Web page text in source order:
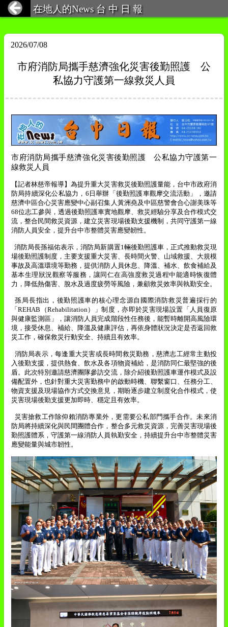
在地人的News 台 中 日 報
2026/07/08
市府消防局攜手慈濟強化災害後勤照護 公
私協力守護第一線救災人員
市府消防局攜手慈濟強化災害後勤照護 公私協力守護第一
線救災人員
【記者林慈帝報導】為提升重大災害救災後勤照護量能，台中市政府消
防局持續深化公私協力， 6 日舉辦「後勤照護車觀摩交流活動」，邀請
慈濟中區合心災害應變中心副召集人黃洲堯及中區慈警會合心謝美珠等
68位志工參與，透過後勤照護車實地觀摩、救災經驗分享及合作模式交
流，整合民間救災資源，建立災害現場後勤支援機制，共同守護第一線
消防人員安全，提升台中市整體災害應變韌性。
消防局長孫福佑表示，消防局新購置1 輛後勤照護車，正式推動救災現
場後勤照護制度，主要支援重大災害、長時間火警、山域救援、大規模
事故及高溫環境等勤務，提供消防人員休息、降溫、補水、飲食補給及
基本生理狀況觀察等服務，讓同仁在高強度救災過程中能適時恢復體
力，降低熱傷害、脫水及過度疲勞等風險，兼顧救災效率與執勤安全。
孫局長指出，後勤照護車的核心理念源自國際消防救災普遍採行的
「REHAB （Rehabilitation）」制度，亦即於災害現場設置「人員復原
與健康監測區」，讓消防人員完成階段性任務後，能暫時離開高風險環
境，接受休息、補給、降溫及健康評估，再依身體狀況決定是否返回救
災工作，確保救災行動安全、持續且有效率。
消防局表示，每逢重大災害或長時間救災勤務，慈濟志工經常主動投
入後勤支援，提供熱食、飲水及各項物資補給，是消防同仁最堅強的後
盾。此次特別邀請慈濟團隊參訪交流，除介紹後勤照護車運作模式及設
備配置外，也針對重大災害勤務中的啟動時機、聯繫窗口、任務分工、
物資支援及現場協作方式交換意見，期盼逐步建立制度化合作模式，使
災害現場後勤支援更加即時、穩定且有效率。
災害搶救工作除仰賴消防專業外，更需要公私部門攜手合作。未來消
防局將持續深化與民間團體合作，整合多元救災資源，完善災害現場後
勤照護體系，守護第一線消防人員執勤安全，持續提升台中市整體災害
應變能量與城市韌性。